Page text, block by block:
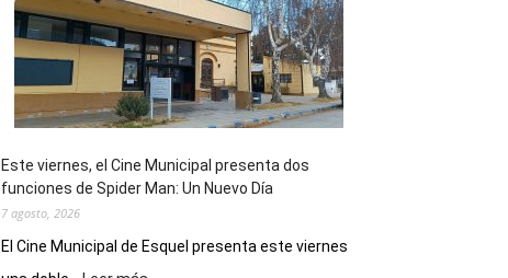
potencial
como
destino
de
reuniones
y
deportivos
Este viernes, el Cine Municipal presenta dos
funciones de Spider Man: Un Nuevo Día
7 agosto, 2026
El Cine Municipal de Esquel presenta este viernes